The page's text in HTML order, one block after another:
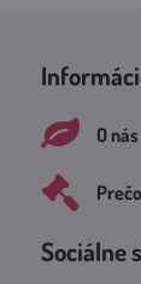
O nás
Sociálne